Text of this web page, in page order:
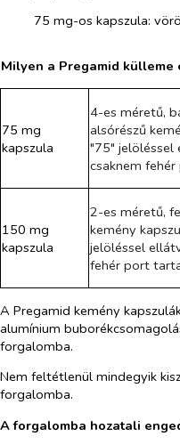
75 mg-os kapszula:
Milyen a Pregamid külleme
75 mg
kapszula
4-es méretű,
alsórészű
"75" jelöléssel
csaknem
150 mg
kapszula
2-es méretű,
kemény
jelöléssel
fehér port
A Pregamid kemény
alumínium
forgalomba.
Nem feltétlenül mindegyik
forgalomba.
A forgalomba hozatali